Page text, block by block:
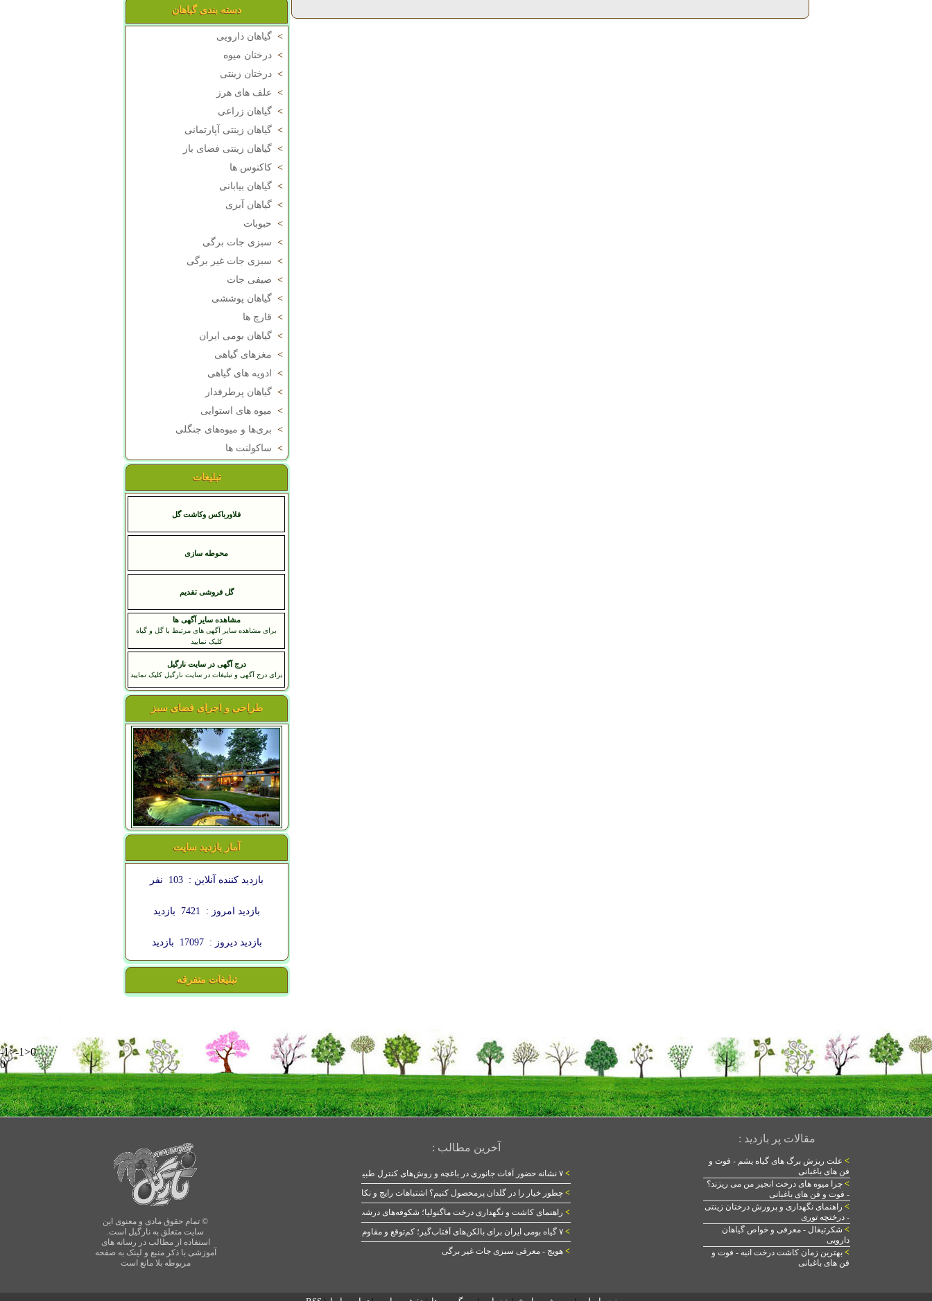
دسته بندی گیاهان
> گیاهان دارویی
> درختان میوه
> درختان زینتی
> علف های هرز
> گیاهان زراعی
> گیاهان زینتی آپارتمانی
> گیاهان زینتی فضای باز
> کاکتوس ها
> گیاهان بیابانی
> گیاهان آبزی
> حبوبات
> سبزی جات برگی
> سبزی جات غیر برگی
> صیفی جات
> گیاهان پوششی
> قارچ ها
> گیاهان بومی ایران
> مغزهای گیاهی
>
ادویه های گیاهی
> گیاهان پرطرفدار
> میوه های استوایی
> بری‌ها و میوه‌های جنگلی
> ساکولنت ها
تبلیغات
فلاورباکس وکاشت گل
محوطه سازی
گل فروشی تقدیم
مشاهده سایر آگهی ها
برای مشاهده سایر آگهی های مرتبط با گل و گیاه
کلیک نمایید
درج آگهی در سایت نارگیل
برای درج آگهی و تبلیغات در سایت نارگیل کلیک نمایید
طراحی و اجرای فضای سبز
آمار بازدید سایت
بازدید کننده آنلاین : 103 نفر
بازدید امروز : 7421 بازدید
بازدید دیروز : 17097 بازدید
تبلیغات متفرقه
-1>-1>0
0
© تمام حقوق مادی و معنوی این
سایت متعلق به نارگیل است.
استفاده از مطالب در رسانه های
آموزشی با ذکر منبع و لینک به صفحه
مربوطه بلا مانع است
آخرین مطالب :
> ۷ نشانه حضور آفات جانوری در باغچه و روش‌های کنترل طبیعی
> چطور خیار را در گلدان پرمحصول کنیم؟ اشتباهات رایج و نکات طلایی
> راهنمای کاشت و نگهداری درخت ماگنولیا؛ شکوفه‌های درشت در بهار
> ۷ گیاه بومی ایران برای بالکن‌های آفتاب‌گیر؛ کم‌توقع و مقاوم
> هویج - معرفی سبزی جات غیر برگی
مقالات پر بازدید :
> علت ریزش برگ های گیاه یشم - فوت و
فن های باغبانی
> چرا میوه های درخت انجیر من می ریزند؟
- فوت و فن های باغبانی
> راهنمای نگهداری و پرورش درختان زینتی
- درختچه توری
> شکرتیغال - معرفی و خواص گیاهان
دارویی
> بهترین زمان کاشت درخت انبه - فوت و
فن های باغبانی